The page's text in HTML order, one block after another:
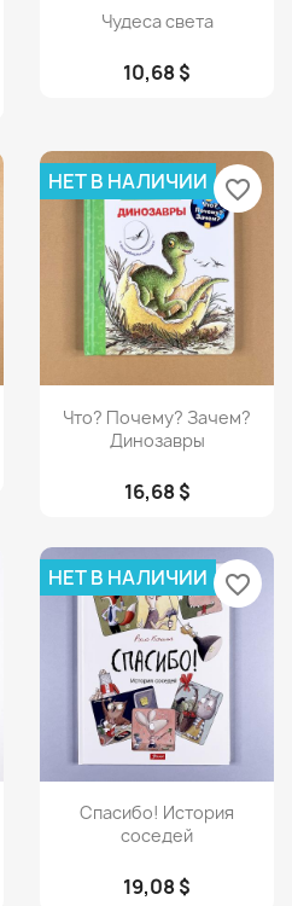
Просмотр
Чудеса света
10,68 $
Просмотр
Что? Почему? Зачем?
Динозавры
16,68 $
НЕТ В НАЛИЧИИ favorite_border
Просмотр
Спасибо! История
соседей
19,08 $
НЕТ В НАЛИЧИИ favorite_border